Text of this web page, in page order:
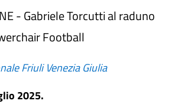
- Gabriele Torcutti al raduno
Football
Friuli Venezia Giulia
2025.